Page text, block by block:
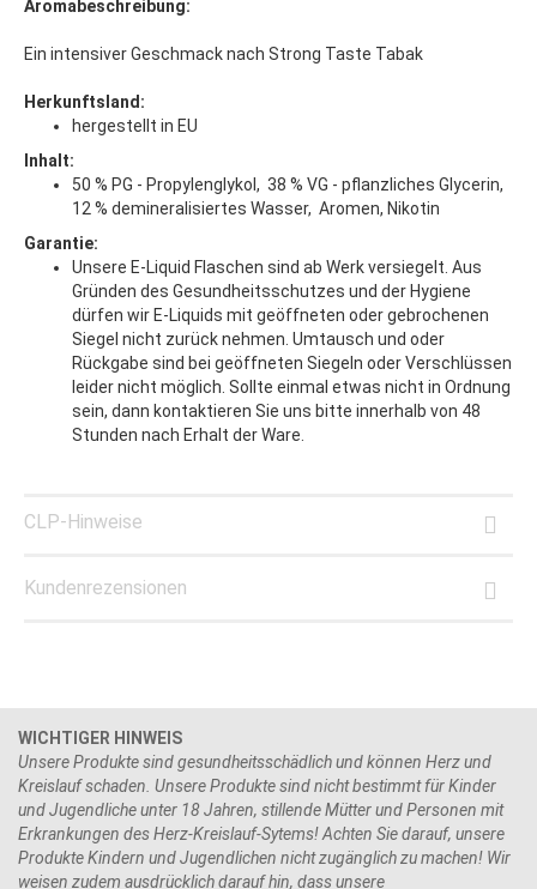
Aromabeschreibung:
Ein intensiver Geschmack nach Strong Taste Tabak
Herkunftsland:
hergestellt in EU
Inhalt:
50 % PG - Propylenglykol, 38 % VG - pflanzliches Glycerin,
12 % demineralisiertes Wasser, Aromen, Nikotin
Garantie:
Unsere E-Liquid Flaschen sind ab Werk versiegelt. Aus
Gründen des Gesundheitsschutzes und der Hygiene
dürfen wir E-Liquids mit geöffneten oder gebrochenen
Siegel nicht zurück nehmen. Umtausch und oder
Rückgabe sind bei geöffneten Siegeln oder Verschlüssen
leider nicht möglich. Sollte einmal etwas nicht in Ordnung
sein, dann kontaktieren Sie uns bitte innerhalb von 48
Stunden nach Erhalt der Ware.
CLP-Hinweise
Kundenrezensionen
WICHTIGER HINWEIS
Unsere Produkte sind gesundheitsschädlich und können Herz und
Kreislauf schaden. Unsere Produkte sind nicht bestimmt für Kinder
und Jugendliche unter 18 Jahren, stillende Mütter und Personen mit
Erkrankungen des Herz-Kreislauf-Sytems! Achten Sie darauf, unsere
Produkte Kindern und Jugendlichen nicht zugänglich zu machen! Wir
weisen zudem ausdrücklich darauf hin, dass unsere